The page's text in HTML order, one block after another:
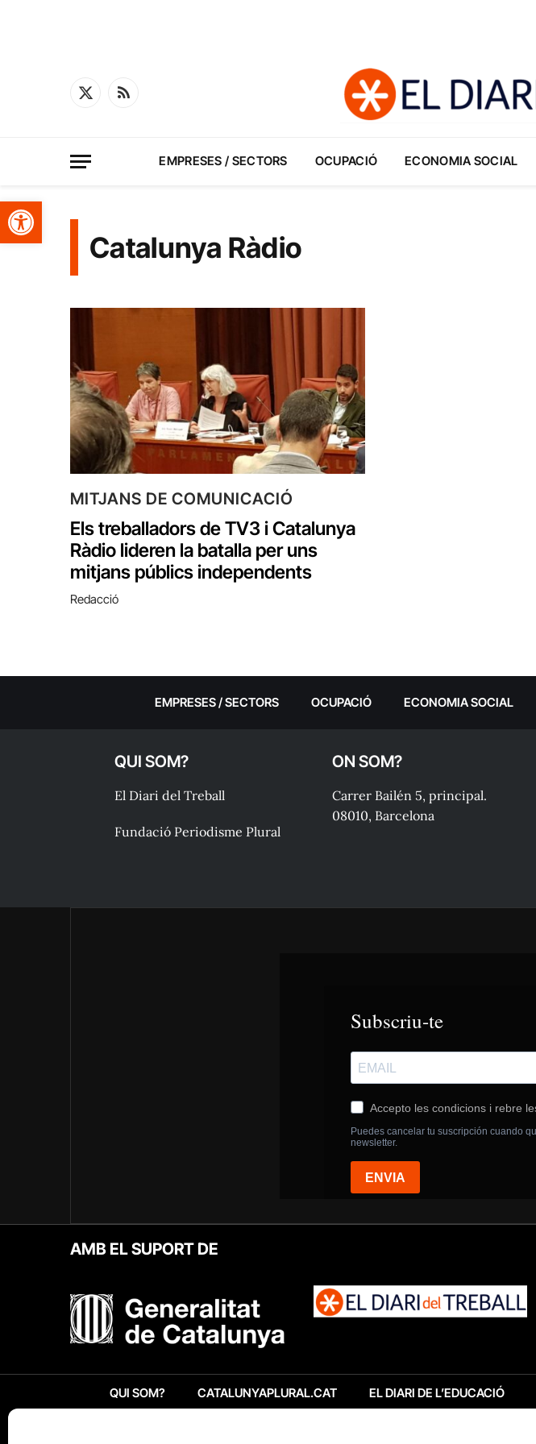
Obre la barra d'eines
X
RSS
EMPRESES / SECTORS OCUPACIÓ ECONOMIA SOCIAL
Catalunya Ràdio
MITJANS DE COMUNICACIÓ
Els treballadors de TV3 i Catalunya
Ràdio lideren la batalla per uns
mitjans públics independents
Redacció
EMPRESES / SECTORS OCUPACIÓ ECONOMIA SOCIAL
QUI SOM?
El Diari del Treball
Fundació Periodisme Plural
ON SOM?
Carrer Bailén 5, principal.
08010, Barcelona
AMB EL SUPORT DE
QUI SOM? CATALUNYAPLURAL.CAT EL DIARI DE L’EDUCACIÓ